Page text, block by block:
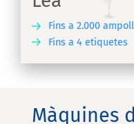
Fins a 2.000
Fins a 4 etiquetes
Màquines